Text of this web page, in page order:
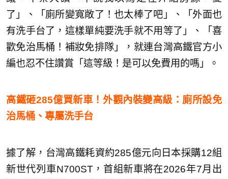
了」、「廁所變寬敞了！也太棒了吧」、「外面也
有洗手台了，這樣單純要洗手就不用等了」、「喜
歡免治馬桶！補妝免排隊」，就連台灣高鐵官方小
編也忍不住讚賞「這等級！是可以免費用的嗎」。
高鐵砸285億買新車！外觀內裝變高級：廁所設免
治馬桶、專屬洗手台
據了解，台灣高鐵耗資約285億元向日本採購12組
新世代列車N700ST，首組新車將在2026年7月出